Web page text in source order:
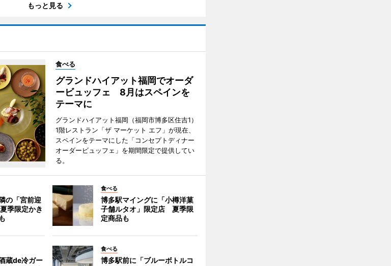
もっと見る
食べる
グランドハイアット福岡でオーダ
ービュッフェ 8月はスペインを
テーマに
グランドハイアット福岡（福岡市博多区住吉1）
1階レストラン「ザ マーケット エフ」が現在、
スペインをテーマにした「コンセプトディナー
オーダービュッフェ」を期間限定で提供してい
る。
の「宮前迎
季限定かき
食べる
博多駅マイングに「小樽洋菓
子舗ルタオ」限定店 夏季限
定商品も
蔵de冷ガー
食べる
博多駅前に「ブルーボトルコ